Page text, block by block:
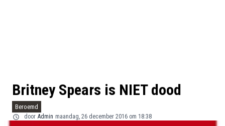
Britney Spears is NIET dood
Beroemd
door Admin maandag, 26 december 2016 om 18:38